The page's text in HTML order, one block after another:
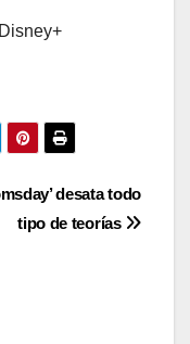
desata todo
tipo de teorías